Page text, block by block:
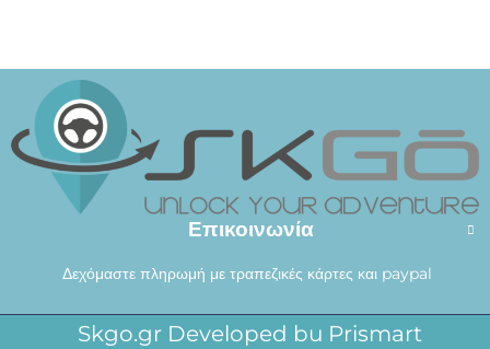
Επικοινωνία
Δεχόμαστε πληρωμή με τραπεζικές κάρτες και paypal
Skgo.gr Developed bu Prismart